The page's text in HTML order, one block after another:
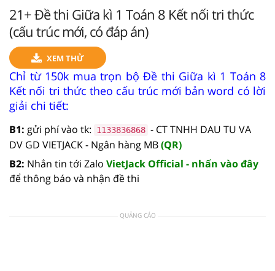
21+ Đề thi Giữa kì 1 Toán 8 Kết nối tri thức
(cấu trúc mới, có đáp án)
XEM THỬ
Chỉ từ 150k mua trọn bộ Đề thi Giữa kì 1 Toán 8
Kết nối tri thức theo cấu trúc mới bản word có lời
giải chi tiết:
B1: gửi phí vào tk: 1133836868 - CT TNHH DAU TU VA
DV GD VIETJACK - Ngân hàng MB(QR)
B2: Nhắn tin tới Zalo VietJack Official - nhấn vào đây
để thông báo và nhận đề thi
QUẢNG CÁO